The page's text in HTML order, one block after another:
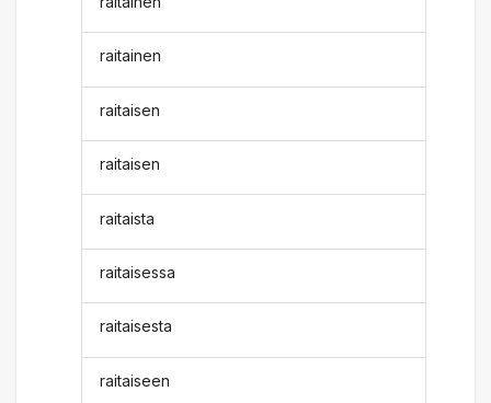
raitainen
raitaisen
raitaisen
raitaista
raitaisessa
raitaisesta
raitaiseen